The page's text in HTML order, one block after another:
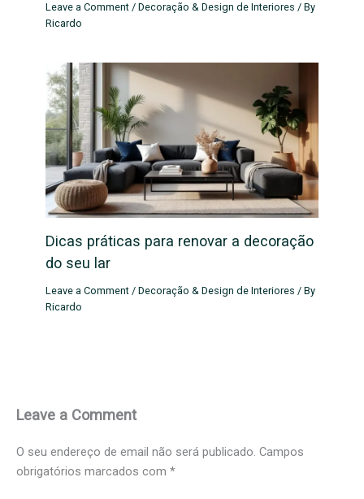
Leave a Comment /Decoração & Design de Interiores / By
Ricardo
Dicas práticas para renovar a decoração
do seu lar
Leave a Comment /Decoração & Design de Interiores / By
Ricardo
Leave a Comment
O seu endereço de email não será publicado. Campos
obrigatórios marcados com *